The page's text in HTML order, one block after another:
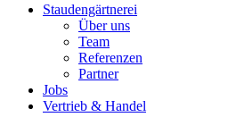
Staudengärtnerei
Über uns
Team
Referenzen
Partner
Jobs
Vertrieb & Handel